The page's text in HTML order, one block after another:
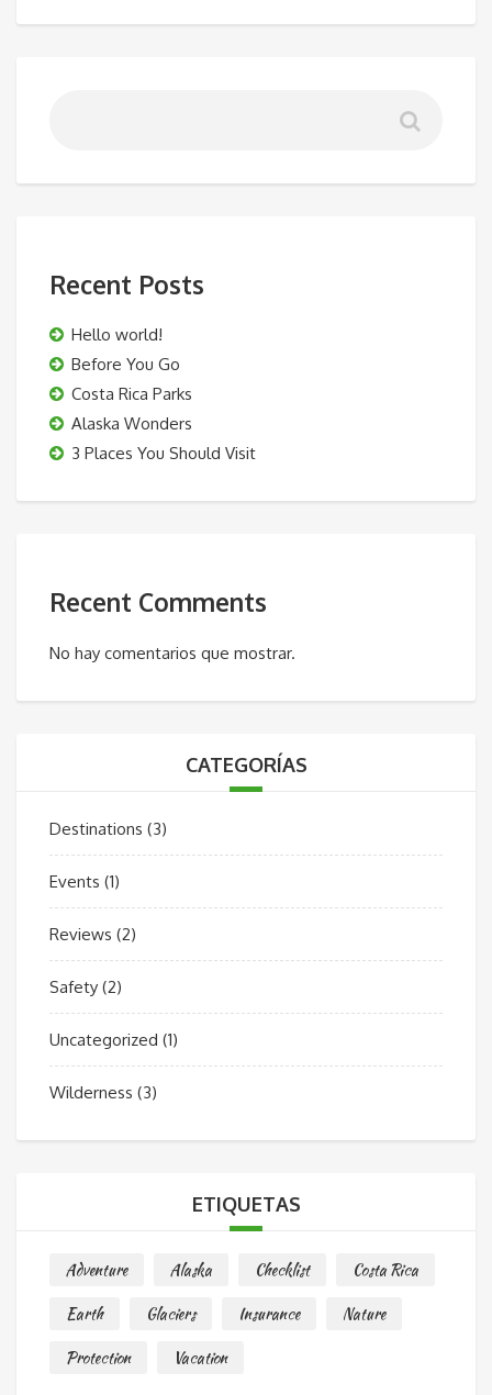
Recent Posts
Hello world!
Before You Go
Costa Rica Parks
Alaska Wonders
3 Places You Should Visit
Recent Comments
No hay comentarios que mostrar.
CATEGORÍAS
Destinations (3)
Events (1)
Reviews (2)
Safety (2)
Uncategorized (1)
Wilderness (3)
ETIQUETAS
Adventure Alaska Checklist
Costa Rica
Earth
Glaciers Insurance
Nature
Protection
Vacation